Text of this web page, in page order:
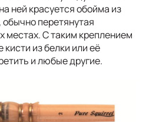
ней красуется обойма из
перетянутая
местах. С таким креплением
из белки или её
и любые другие.